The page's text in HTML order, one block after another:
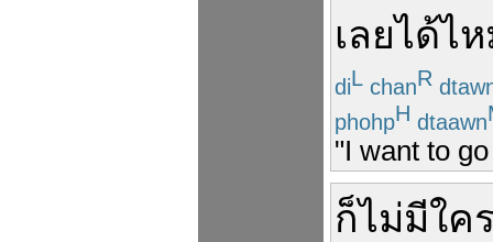
เลยได้ไ
diL chanR
phohpH dtaawn
"I want to
ก็ไม่มีใค